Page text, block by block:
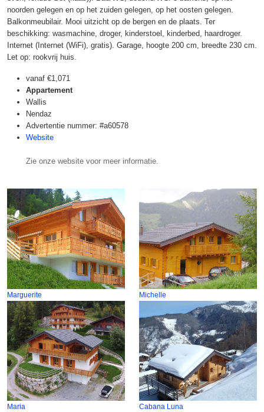
noorden gelegen en op het zuiden gelegen, op het oosten gelegen.
Balkonmeubilair. Mooi uitzicht op de bergen en de plaats. Ter
beschikking: wasmachine, droger, kinderstoel, kinderbed, haardroger.
Internet (Internet (WiFi), gratis). Garage, hoogte 200 cm, breedte 230 cm.
Let op: rookvrij huis.
vanaf €1,071
Appartement
Wallis
Nendaz
Advertentie nummer: #a60578
Website
Zie onze website voor meer informatie.
Marguerite Michelle
Maria Cabana Luna